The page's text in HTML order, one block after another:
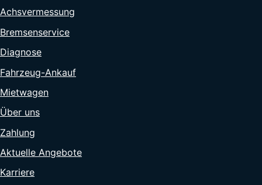
Achsvermessung
Bremsenservice
Diagnose
Fahrzeug-Ankauf
Mietwagen
Über uns
Zahlung
Aktuelle Angebote
Karriere